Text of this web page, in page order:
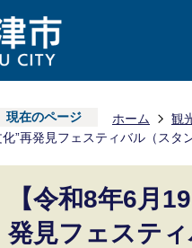
現在のページ ホーム 観
化”再発見フェスティバル（スタ
【令和8年6月
発見フェステ